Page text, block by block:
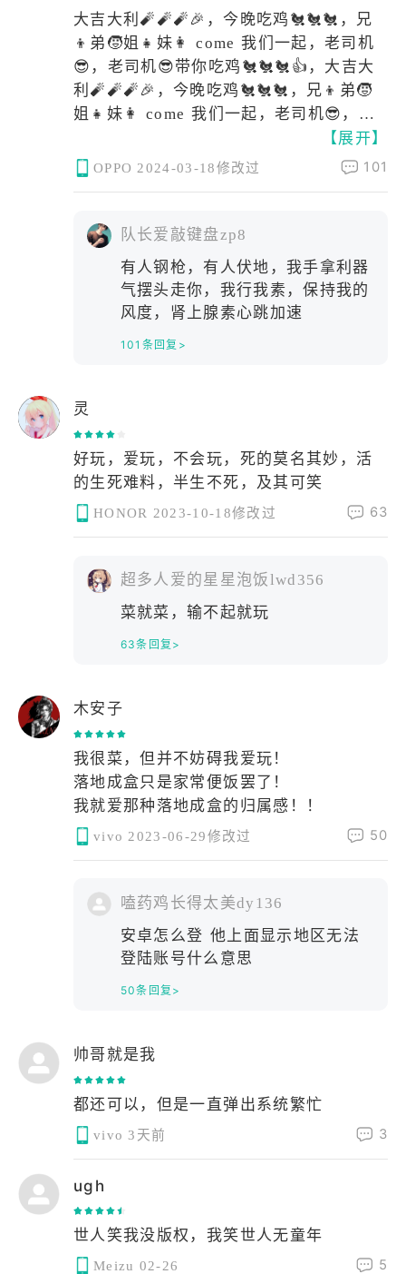
化，违反版权，导致了和平下架。
腾讯就是今天就逛到这里了
大吉大利🧨🧨🧨🎉，今晚吃鸡🐔🐔🐔，兄
👦弟🧒姐👧妹👩 come 我们一起，老司机
😎，老司机😎带你吃鸡🐔🐔🐔👍，大吉大
利🧨🧨🧨🎉，今晚吃鸡🐔🐔🐔，兄👦弟🧒
姐👧妹👩 come 我们一起，老司机😎，老
【展开】
OPPO 2024-03-18修改过 101
队长爱敲键盘zp8
有人钢枪，有人伏地，我手拿利器
气摆头走你，我行我素，保持我的
风度，肾上腺素心跳加速
101条回复>
灵
好玩，爱玩，不会玩，死的莫名其妙，活
的生死难料，半生不死，及其可笑
HONOR 2023-10-18修改过 63
超多人爱的星星泡饭lwd356
菜就菜，输不起就玩
63条回复>
木安子
我很菜，但并不妨碍我爱玩！
落地成盒只是家常便饭罢了！
我就爱那种落地成盒的归属感！！
vivo 2023-06-29修改过 50
嗑药鸡长得太美dy136
安卓怎么登 他上面显示地区无法
登陆账号什么意思
50条回复>
帅哥就是我
都还可以，但是一直弹出系统繁忙
vivo 3天前 3
ugh
世人笑我没版权，我笑世人无童年
Meizu 02-26 5